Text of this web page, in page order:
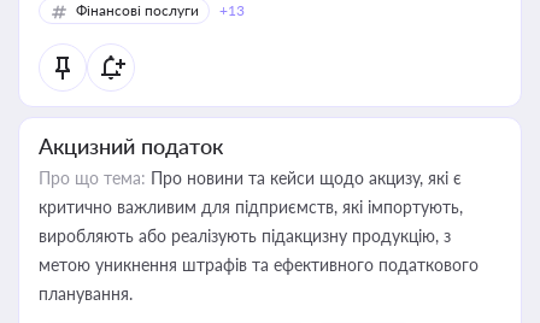
Фінансові послуги
+13
Акцизний податок
Про що тема: Про новини та кейси щодо акцизу, які є
критично важливим для підприємств, які імпортують,
виробляють або реалізують підакцизну продукцію, з
метою уникнення штрафів та ефективного податкового
планування.